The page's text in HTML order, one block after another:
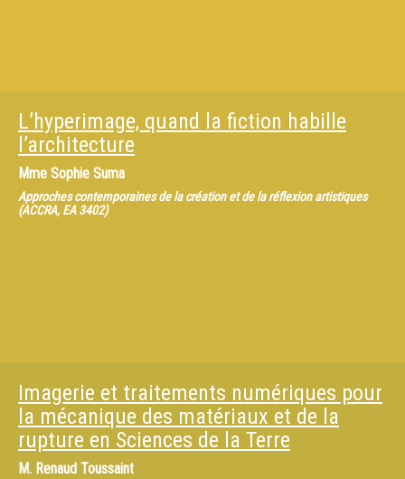
L’hyperimage, quand la fiction habille
l’architecture
Mme Sophie Suma
Approches contemporaines de la création et de la réflexion artistiques
(ACCRA, EA 3402)
Imagerie et traitements numériques pour
la mécanique des matériaux et de la
rupture en Sciences de la Terre
M. Renaud Toussaint